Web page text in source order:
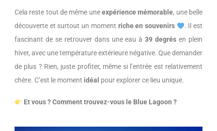
Cela reste tout de même uneexpérience mémorable, une belle
découverte et surtout un moment riche en souvenirs
. Il est
fascinant de se retrouver dans une eau à39 degrés en plein
hiver, avec une température extérieure négative. Que demander
de plus ? Rien, juste profiter, même si l’entrée est relativement
chère. C’est le moment idéal pour explorer ce lieu unique.
Et vous ? Comment trouvez-vous le Blue Lagoon ?